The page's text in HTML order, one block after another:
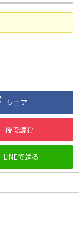
シェア
後で読む
LINEで送る